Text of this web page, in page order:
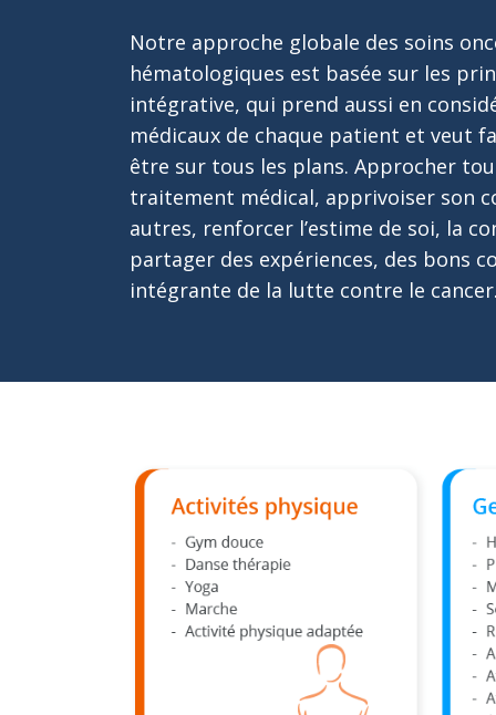
Notre approche globale des soins
hématologiques est basée sur les
intégrative, qui prend aussi en
médicaux de chaque patient et veut
être sur tous les plans. Approcher
traitement médical, apprivoiser son
autres, renforcer l’estime de soi, la
partager des expériences, des bons
intégrante de la lutte contre le